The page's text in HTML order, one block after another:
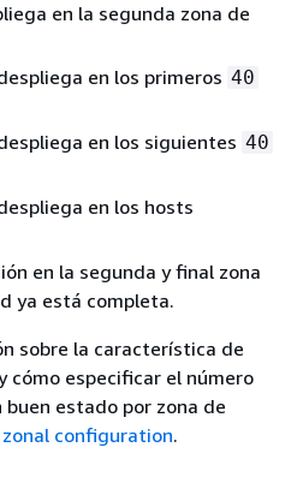
en la segunda zona de
en los primeros 40
en los siguientes 40
en los hosts
en la segunda y final zona
ya está completa.
sobre la característica de
cómo especificar el número
estado por zona de
zonal configuration.